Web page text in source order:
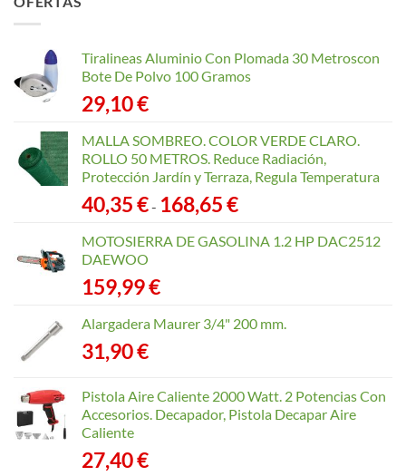
168,65 €
Tiralineas Aluminio Con Plomada 30 Metroscon
Bote De Polvo 100 Gramos
29,10€
MALLA SOMBREO. COLOR VERDE CLARO.
ROLLO 50 METROS. Reduce Radiación,
Protección Jardín y Terraza, Regula Temperatura
40,35€- 168,65€Rango
precios:
MOTOSIERRA DE GASOLINA 1.2 HP DAC2512
DAEWOO
159,99€
Alargadera Maurer 3/4" 200 mm.
31,90€
Pistola Aire Caliente 2000 Watt. 2 Potencias Con
Accesorios. Decapador, Pistola Decapar Aire
Caliente
27,40€